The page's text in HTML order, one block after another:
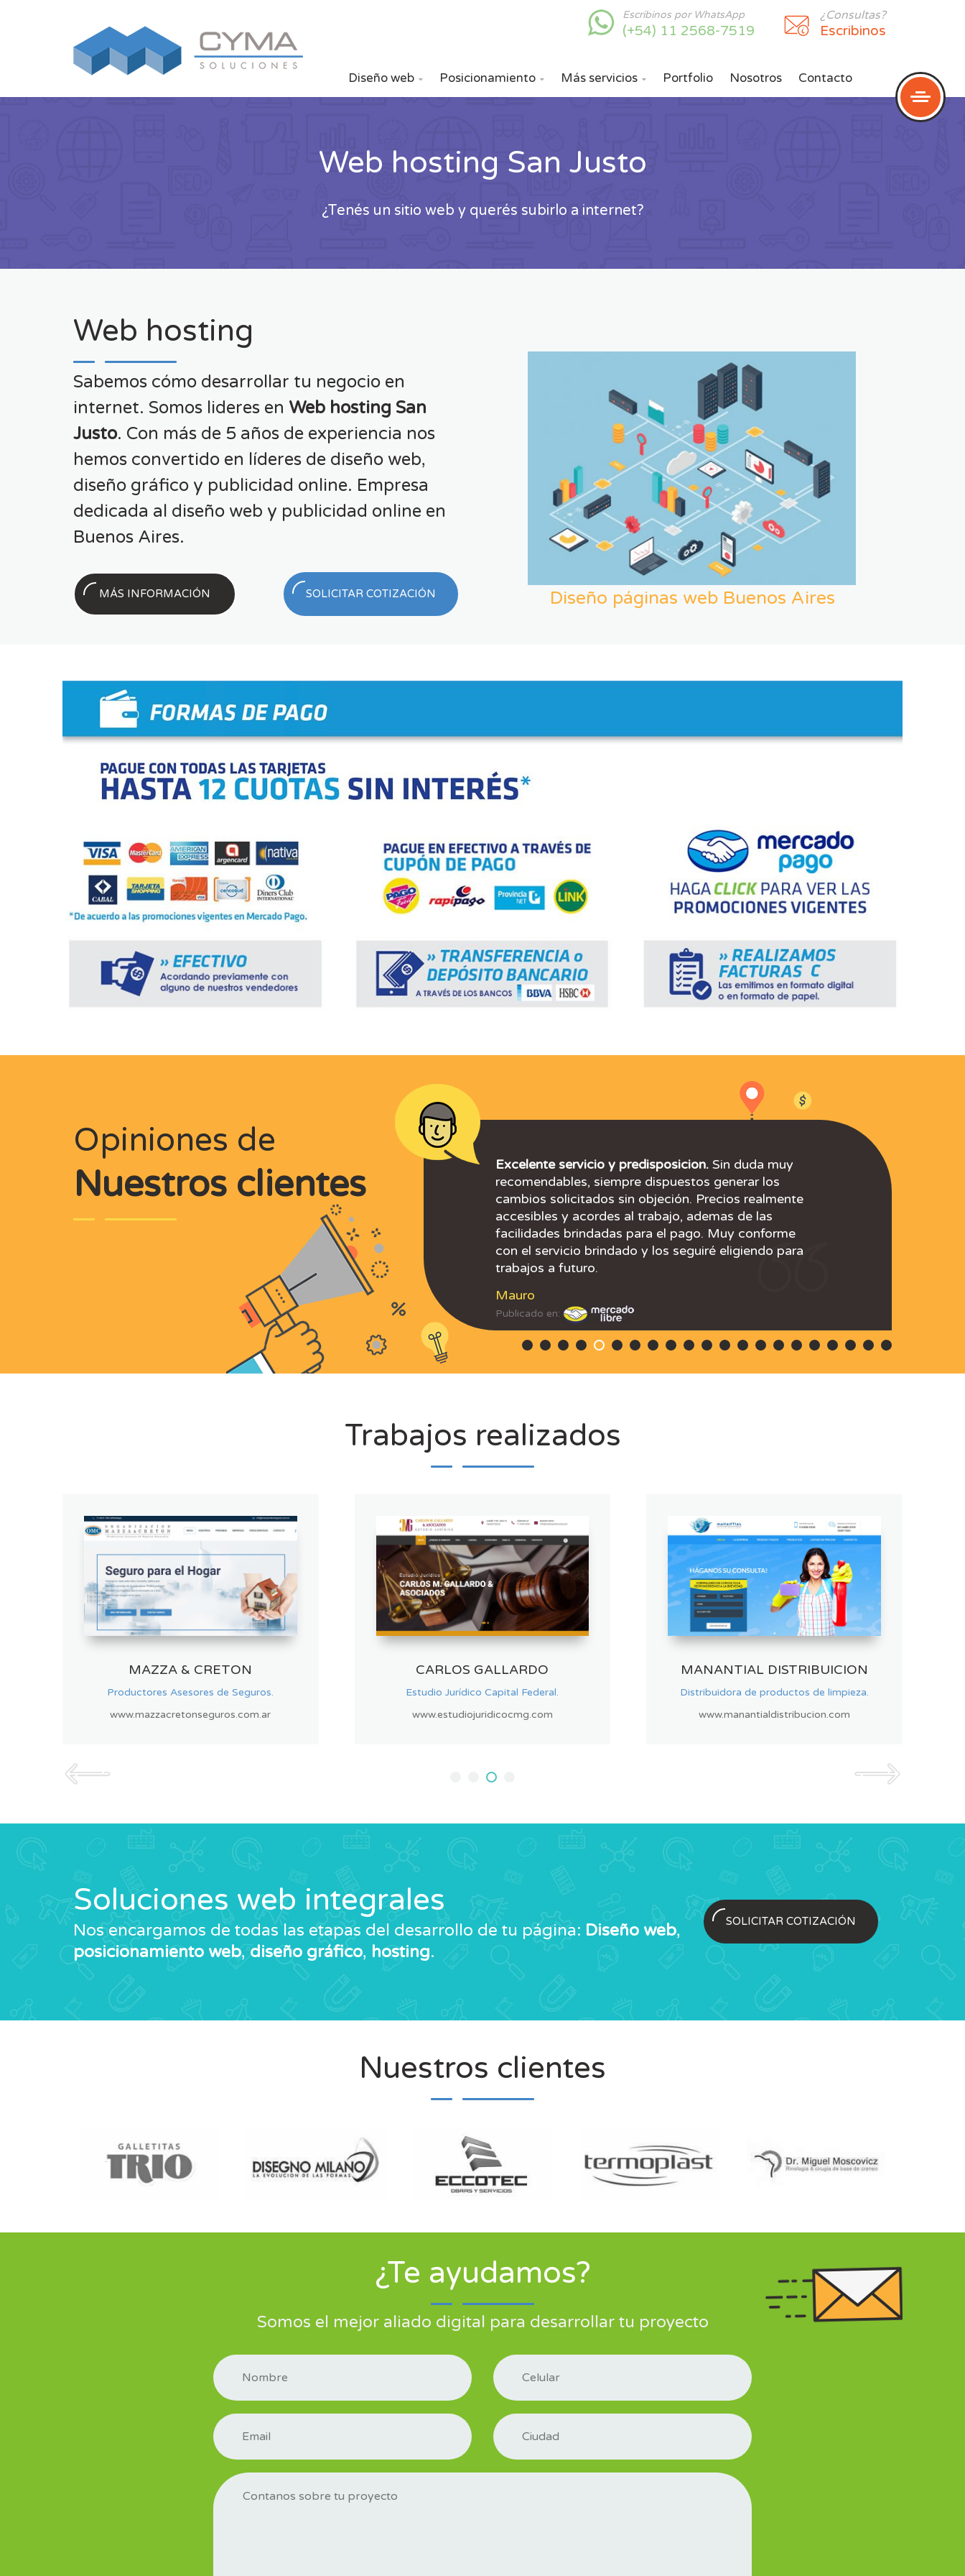
¿Consultas?
Escribinos
Escribinos por WhatsApp
(+54) 11 2568-7519
Diseño web  Posicionamiento  Más servicios  Portfolio Nosotros Contacto
Web hosting San Justo
¿Tenés un sitio web y querés subirlo a internet?
Web hosting
Sabemos cómo desarrollar tu negocio en
internet. Somos lideres en Web hosting San
Justo. Con más de 5 años de experiencia nos
hemos convertido en líderes de diseño web,
diseño gráfico y publicidad online. Empresa
dedicada al diseño web y publicidad online en
Buenos Aires.
MÁS INFORMACIÓN SOLICITAR COTIZACIÓN Diseño páginas web Buenos Aires
Opiniones de
Nuestros clientesMuy buen servicio.
EXCELENTES!!! Excelente servicio y predisposicion. Sin duda muy
recomendables, siempre dispuestos generar los
cambios solicitados sin objeción. Precios realmente
accesibles y acordes al trabajo, ademas de las
facilidades brindadas para el pago. Muy conforme
con el servicio brindado y los seguiré eligiendo para
trabajos a futuro.
Mauro
Publicado en:
Excelente y confiable servicio.
Excelentes !!
Profesionalidad y eficacia.
Excelente Servicio.
Muy buen servicio
Profesionalidad y excelente servicio al cliente.
Buena atención al cliente.
De primera!!
Muy buen servicio.
Trabajos realizados
MUNDO CLOSET
Diseño y fábrica de frentes de placard.
www.mundocloset.com
ACQUA FILTER
Fábrica de filtros de Agua.
www.acquafilterargentina.com
HARINA CATERING
Servicio de Catering, Panaderia y Pasteleria.
www.harinacatering.com
Soluciones web integrales
Nos encargamos de todas las etapas del desarrollo de tu página: Diseño web,
posicionamiento web,diseño gráfico, hosting.
SOLICITAR COTIZACIÓN
Nuestros clientes
¿Te ayudamos?
Somos el mejor aliado digital para desarrollar tu proyecto